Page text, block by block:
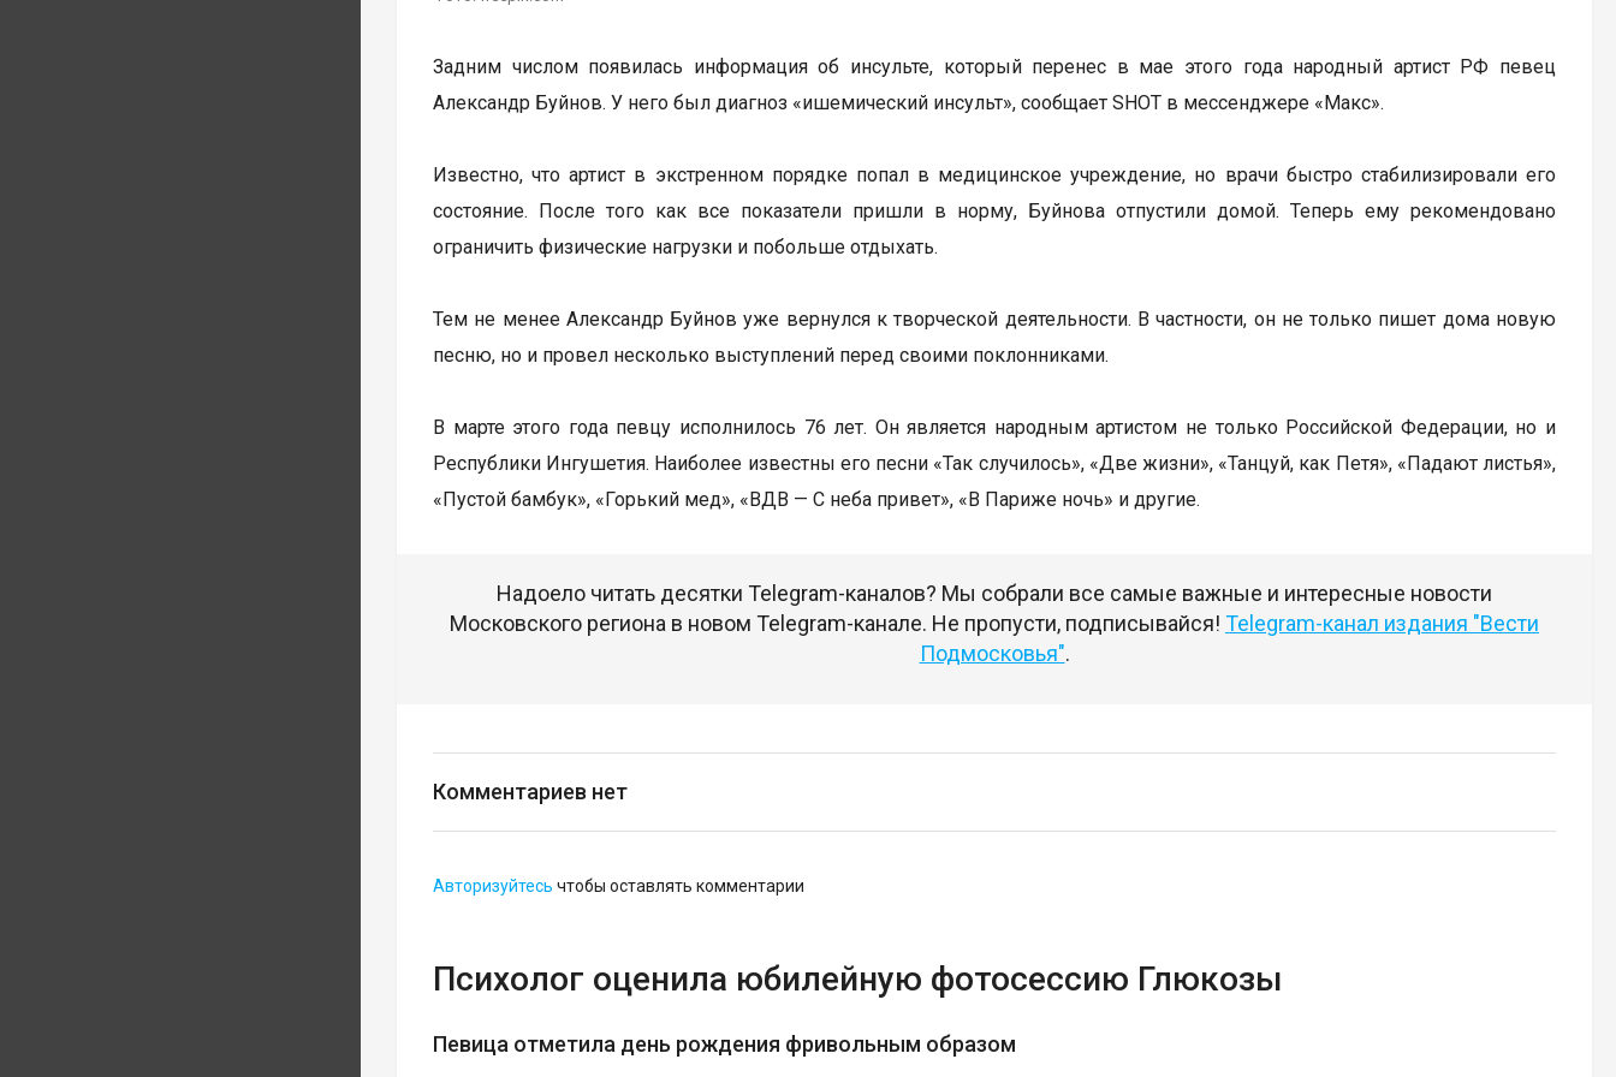
Задним числом появилась информация об инсульте, который перенес в мае этого года народный артист РФ певец
Александр Буйнов. У него был диагноз «ишемический инсульт», сообщает SHOT в мессенджере «Макс».
Известно, что артист в экстренном порядке попал в медицинское учреждение, но врачи быстро стабилизировали его
состояние. После того как все показатели пришли в норму, Буйнова отпустили домой. Теперь ему рекомендовано
ограничить физические нагрузки и побольше отдыхать.
Тем не менее Александр Буйнов уже вернулся к творческой деятельности. В частности, он не только пишет дома новую
песню, но и провел несколько выступлений перед своими поклонниками.
В марте этого года певцу исполнилось 76 лет. Он является народным артистом не только Российской Федерации, но и
Республики Ингушетия. Наиболее известны его песни «Так случилось», «Две жизни», «Танцуй, как Петя», «Падают листья»,
«Пустой бамбук», «Горький мед», «ВДВ — С неба привет», «В Париже ночь» и другие.
Надоело читать десятки Telegram-каналов? Мы собрали все самые важные и интересные новости
Московского региона в новом Telegram-канале. Не пропусти, подписывайся! Telegram-канал издания "Вести
Подмосковья".
Комментариев нет
Авторизуйтесь чтобы оставлять комментарии
Психолог оценила юбилейную фотосессию Глюкозы
Певица отметила день рождения фривольным образом